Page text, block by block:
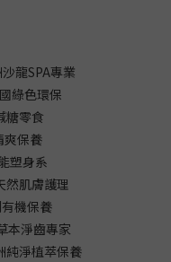
龍SPA專業
綠色環保
糖零食
爽保養
塑身系
然肌膚護理
機保養
本淨齒專家
純淨植萃保養